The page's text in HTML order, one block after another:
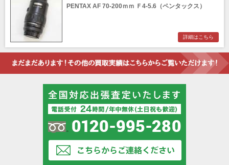
PENTAX AF 70-200ｍｍ Ｆ4-5.6（ペンタックス）
詳細はこちら